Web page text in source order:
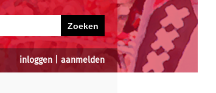
inloggen aanmelden